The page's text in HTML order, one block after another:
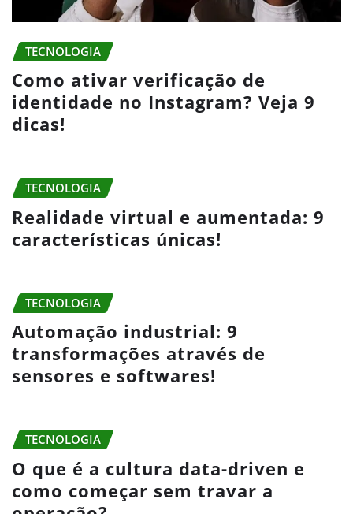
TECNOLOGIA
Como ativar verificação de
identidade no Instagram? Veja 9
dicas!
TECNOLOGIA
Realidade virtual e aumentada: 9
características únicas!
TECNOLOGIA
Automação industrial: 9
transformações através de
sensores e softwares!
TECNOLOGIA
O que é a cultura data-driven e
como começar sem travar a